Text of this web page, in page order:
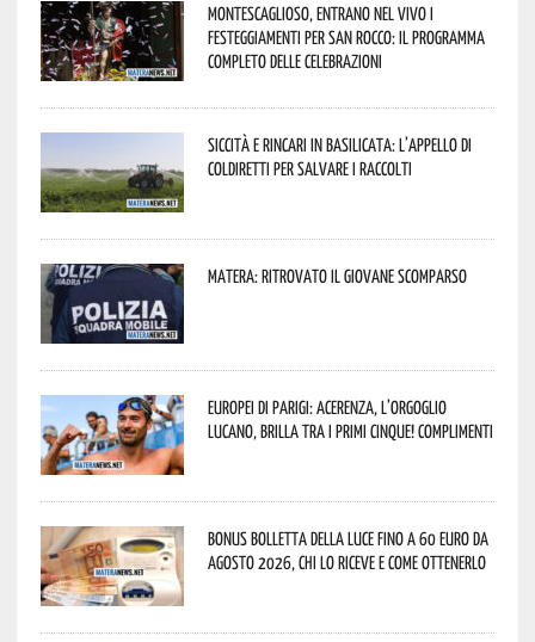
Montescaglioso, entrano nel vivo i
festeggiamenti per San Rocco: il programma
completo delle celebrazioni
Siccità e rincari in Basilicata: l’appello di
Coldiretti per salvare i raccolti
Matera: ritrovato il giovane scomparso
Europei di Parigi: Acerenza, l’orgoglio
lucano, brilla tra i primi cinque! Complimenti
Bonus bolletta della luce fino a 60 euro da
agosto 2026, chi lo riceve e come ottenerlo